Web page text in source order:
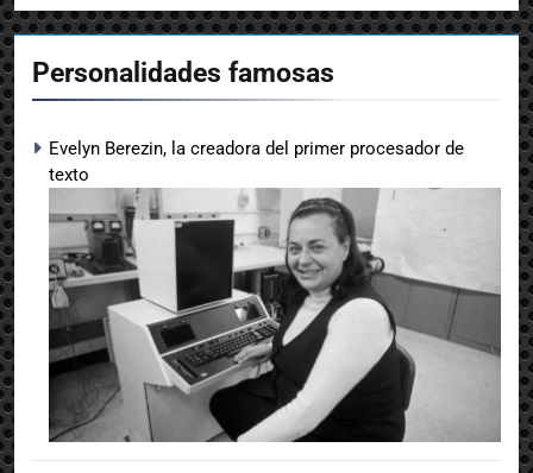
Personalidades famosas
Evelyn Berezin, la creadora del primer procesador de
texto